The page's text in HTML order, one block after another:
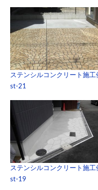
ステンシルコンクリート施工
st-21
ステンシルコンクリート施工
st-19